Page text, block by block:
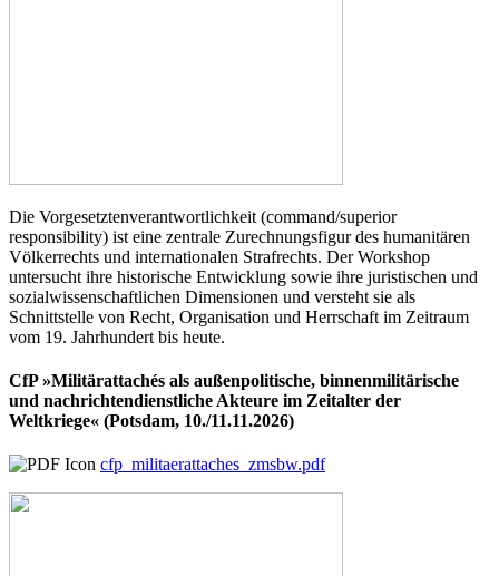
Die Vorgesetztenverantwortlichkeit (command/superior
responsibility) ist eine zentrale Zurechnungsfigur des humanitären
Völkerrechts und internationalen Strafrechts. Der Workshop
untersucht ihre historische Entwicklung sowie ihre juristischen und
sozialwissenschaftlichen Dimensionen und versteht sie als
Schnittstelle von Recht, Organisation und Herrschaft im Zeitraum
vom 19. Jahrhundert bis heute.
CfP »Militärattachés als außenpolitische, binnenmilitärische
und nachrichtendienstliche Akteure im Zeitalter der
Weltkriege« (Potsdam, 10./11.11.2026)
cfp_militaerattaches_zmsbw.pdf